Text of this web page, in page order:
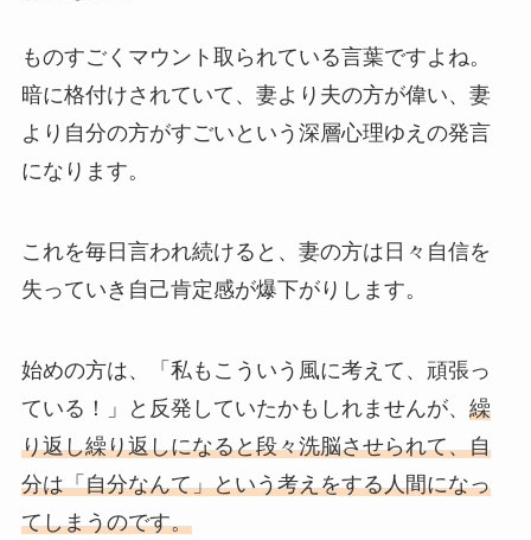
ものすごくマウント取られている言葉ですよね。
暗に格付けされていて、妻より夫の方が偉い、妻
より自分の方がすごいという深層心理ゆえの発言
になります。
これを毎日言われ続けると、妻の方は日々自信を
失っていき自己肯定感が爆下がりします。
始めの方は、「私もこういう風に考えて、頑張っ
ている！」と反発していたかもしれませんが、 繰
り返し繰り返しになると段々洗脳させられて、自
分は「自分なんて」という考えをする人間になっ
てしまうのです。